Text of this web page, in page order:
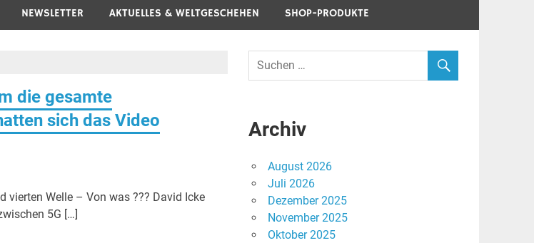
NEWSLETTER AKTUELLES & WELTGESCHEHEN SHOP-PRODUKTE
die gesamte
sich das Video
vierten Welle – Von was ??? David Icke
5G […]
Archiv
August 2026
Juli 2026
Dezember 2025
November 2025
Oktober 2025